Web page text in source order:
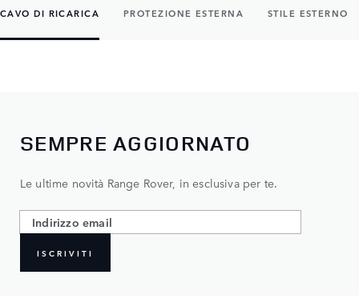
CAVO DI RICARICA PROTEZIONE ESTERNA STILE ESTERNO
SEMPRE AGGIORNATO
Le ultime novità Range Rover, in esclusiva per te.
ISCRIVITI